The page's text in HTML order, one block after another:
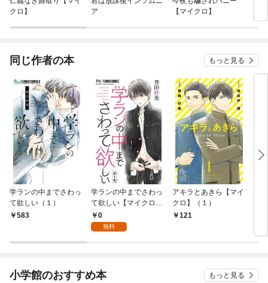
クロ】
ア
【マイクロ】
同じ作者の本 もっと見る
学ランの中までさわっ
て欲しい（１）
583
学ランの中までさわっ
て欲しい【マイクロ】
（１）
0
無料
アキラとあきら【マイ
クロ】（１）
121
小学館のおすすめ本 もっと見る